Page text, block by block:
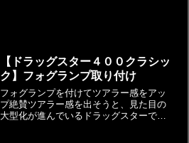
【ドラッグスター４００クラシッ
ク】フォグランプ取り付け
フォグランプを付けてツアラー感をアッ
プ絶賛ツアラー感を出そうと、見た目の
大型化が進んでいるドラッグスターです